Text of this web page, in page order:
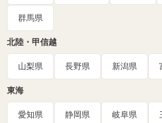
群馬県
北陸・甲信越
山梨県 長野県 新潟県
東海
愛知県 静岡県 岐阜県